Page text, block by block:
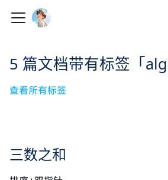
5 篇文档带有标签「
查看所有标签
三数之和